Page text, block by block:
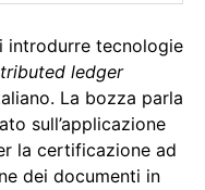
introdurre tecnologie
ledger
La bozza parla
sull’applicazione
la certificazione ad
dei documenti in